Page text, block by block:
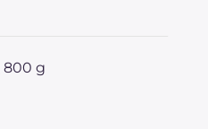
800 g